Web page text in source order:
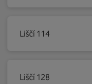
Liščí 114
Liščí 128